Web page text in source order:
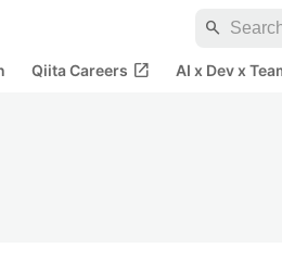
search
Qiita Careers open_in_new AI x Dev x